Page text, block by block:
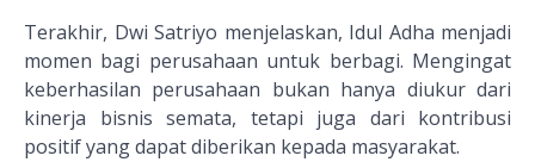
Terakhir, Dwi Satriyo menjelaskan, Idul Adha menjadi
momen bagi perusahaan untuk berbagi. Mengingat
keberhasilan perusahaan bukan hanya diukur dari
kinerja bisnis semata, tetapi juga dari kontribusi
positif yang dapat diberikan kepada masyarakat.